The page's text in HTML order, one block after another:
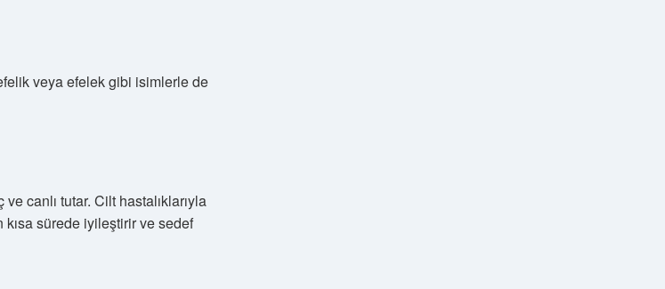
veya efelek gibi isimlerle de
canlı tutar. Cilt hastalıklarıyla
sürede iyileştirir ve sedef